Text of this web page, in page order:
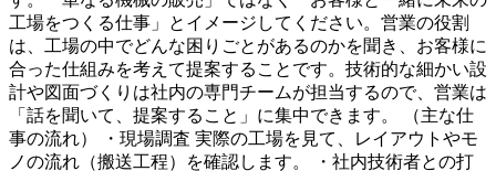
工場をつくる仕事」とイメージしてください。営業の役割
は、工場の中でどんな困りごとがあるのかを聞き、お客様に
合った仕組みを考えて提案することです。技術的な細かい設
計や図面づくりは社内の専門チームが担当するので、営業は
「話を聞いて、提案すること」に集中できます。 （主な仕
事の流れ） ・現場調査 実際の工場を見て、レイアウトやモ
ノの流れ（搬送工程）を確認します。 ・社内技術者との打